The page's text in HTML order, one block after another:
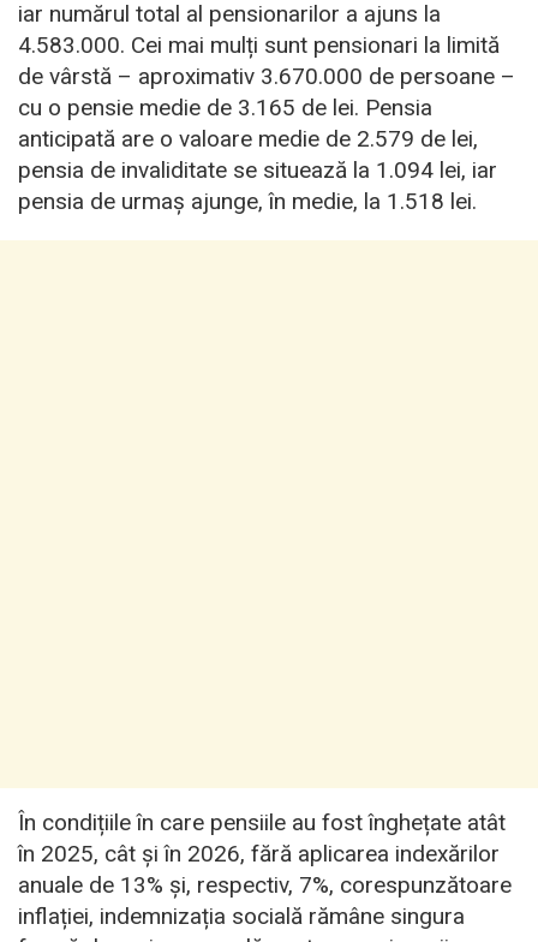
iar numărul total al pensionarilor a ajuns la
4.583.000. Cei mai mulți sunt pensionari la limită
de vârstă – aproximativ 3.670.000 de persoane –
cu o pensie medie de 3.165 de lei. Pensia
anticipată are o valoare medie de 2.579 de lei,
pensia de invaliditate se situează la 1.094 lei, iar
pensia de urmaș ajunge, în medie, la 1.518 lei.
În condițiile în care pensiile au fost înghețate atât
în 2025, cât și în 2026, fără aplicarea indexărilor
anuale de 13% și, respectiv, 7%, corespunzătoare
inflației, indemnizația socială rămâne singura